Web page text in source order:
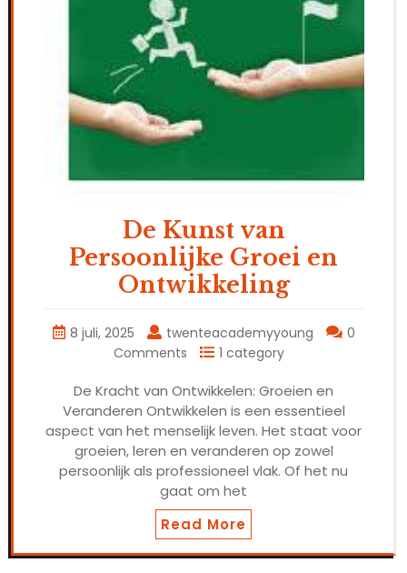
De Kunst van
Persoonlijke Groei en
Ontwikkeling
8 juli, 2025 twenteacademyyoung
0
Comments
1 category
De Kracht van Ontwikkelen: Groeien en
Veranderen Ontwikkelen is een essentieel
aspect van het menselijk leven. Het staat voor
groeien, leren en veranderen op zowel
persoonlijk als professioneel vlak. Of het nu
gaat om het
Read More